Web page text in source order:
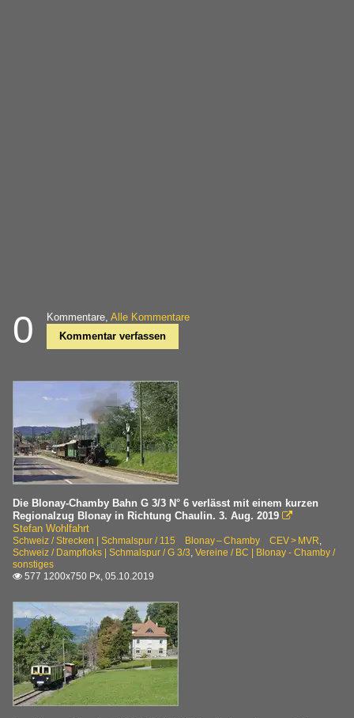
0 Kommentare, Alle Kommentare
Kommentar verfassen
Die Blonay-Chamby Bahn G 3/3 N° 6 verlässt mit einem kurzen
Regionalzug Blonay in Richtung Chaulin. 3. Aug. 2019 
Stefan Wohlfahrt
Schweiz / Strecken | Schmalspur / 115 Blonay – Chamby CEV > MVR,
Schweiz / Dampfloks | Schmalspur / G 3/3, Vereine / BC | Blonay - Chamby /
sonstiges
 577 1200x750 Px, 05.10.2019